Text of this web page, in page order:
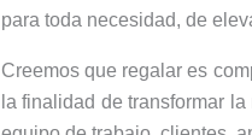
para toda necesidad, de
Creemos que regalar es
la finalidad de transformar